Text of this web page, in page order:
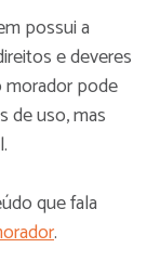
possui a
e deveres
morador pode
de uso, mas
que fala
.